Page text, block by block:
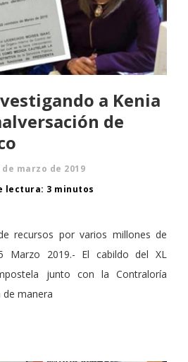
a Kenia
de
de marzo de 2019
lectura: 3 minutos
recursos por varios millones de
Marzo 2019.- El cabildo del XL
junto con la Contraloría
de manera